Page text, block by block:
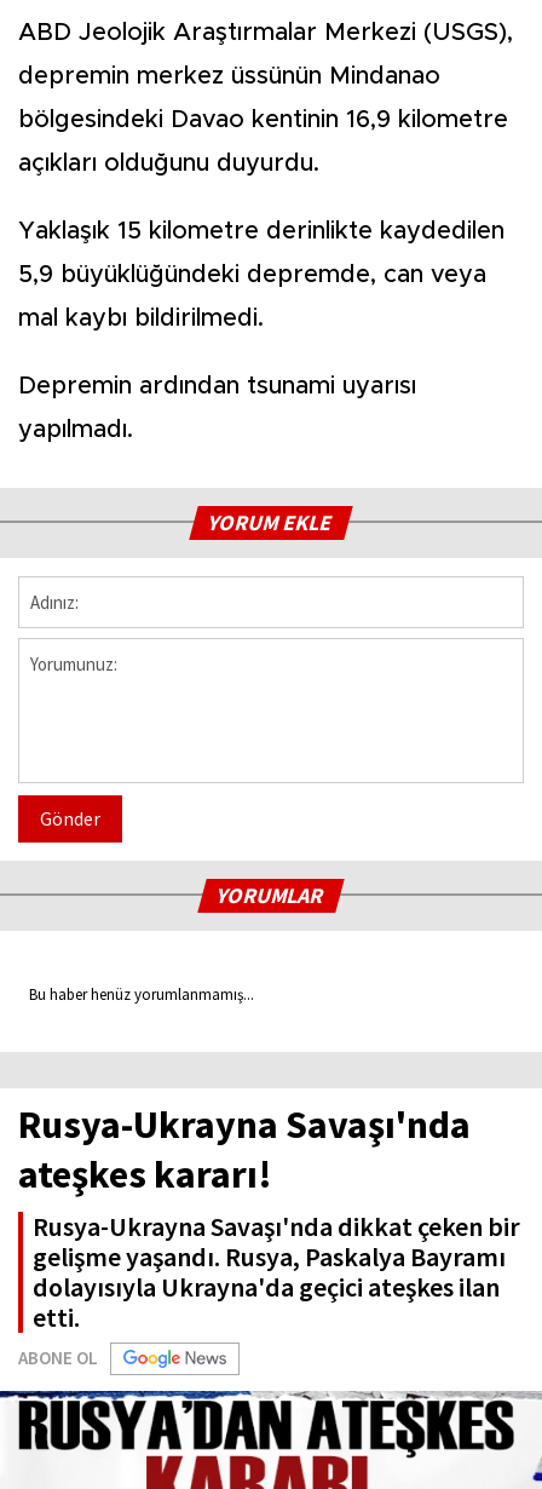
ABD Jeolojik Araştırmalar Merkezi (USGS),
depremin merkez üssünün Mindanao
bölgesindeki Davao kentinin 16,9 kilometre
açıkları olduğunu duyurdu.
Yaklaşık 15 kilometre derinlikte kaydedilen
5,9 büyüklüğündeki depremde, can veya
mal kaybı bildirilmedi.
Depremin ardından tsunami uyarısı
yapılmadı.
YORUM EKLE
Gönder
YORUMLAR
Bu haber henüz yorumlanmamış...
Rusya-Ukrayna Savaşı'nda
ateşkes kararı!
Rusya-Ukrayna Savaşı'nda dikkat çeken bir
gelişme yaşandı. Rusya, Paskalya Bayramı
dolayısıyla Ukrayna'da geçici ateşkes ilan
etti.
ABONE OL